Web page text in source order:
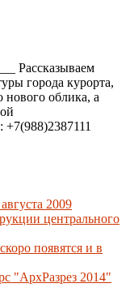
Рассказываем
города курорта,
облика, а
2009
центрального
появятся и в
"АрхРазрез 2014"